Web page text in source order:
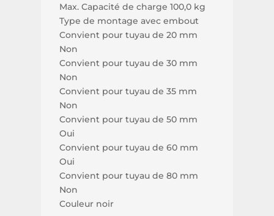
Max. Capacité de charge 100,0 kg
Type de montage avec embout
Convient pour tuyau de 20 mm
Non
Convient pour tuyau de 30 mm
Non
Convient pour tuyau de 35 mm
Non
Convient pour tuyau de 50 mm
Oui
Convient pour tuyau de 60 mm
Oui
Convient pour tuyau de 80 mm
Non
Couleur noir